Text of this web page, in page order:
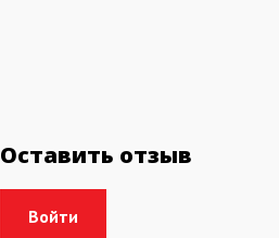
Оставить отзыв